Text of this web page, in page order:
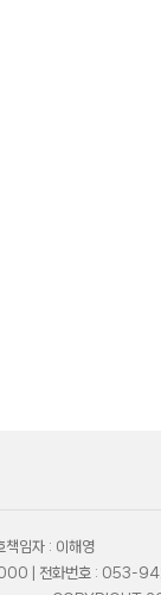
임자 : 이해영
0000 | 전화번호 :